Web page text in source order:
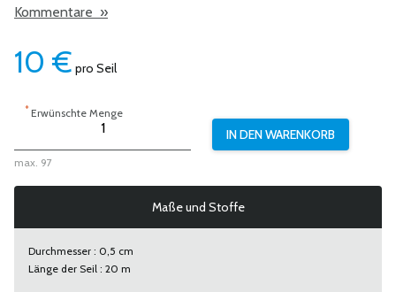
Kommentare »
10 € pro Seil
*Erwünschte Menge
max. 97
Maße und Stoffe
Durchmesser : 0,5 cm
Länge der Seil : 20 m